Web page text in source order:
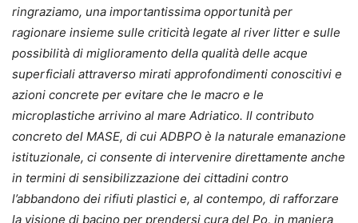
ringraziamo, una importantissima opportunità per
ragionare insieme sulle criticità legate al river litter e sulle
possibilità di miglioramento della qualità delle acque
superficiali attraverso mirati approfondimenti conoscitivi e
azioni concrete per evitare che le macro e le
microplastiche arrivino al mare Adriatico. Il contributo
concreto del MASE, di cui ADBPO è la naturale emanazione
istituzionale, ci consente di intervenire direttamente anche
in termini di sensibilizzazione dei cittadini contro
l’abbandono dei rifiuti plastici e, al contempo, di rafforzare
la visione di bacino per prendersi cura del Po, in maniera